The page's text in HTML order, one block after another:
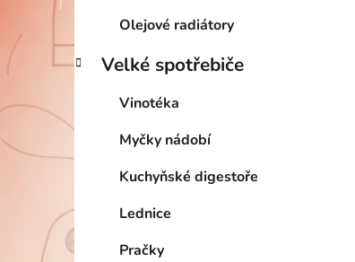
Olejové radiátory
Velké spotřebiče
Vinotéka
Myčky nádobí
Kuchyňské digestoře
Lednice
Pračky